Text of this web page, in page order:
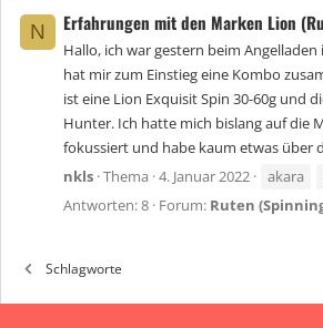
N Erfahrungen mit den Marken Lion
Hallo, ich war gestern beim
hat mir zum Einstieg eine Kombo
ist eine Lion Exquisit Spin 30-60g und
Hunter. Ich hatte mich bislang auf die
fokussiert und habe kaum etwas über
nkls Thema 4. Januar 2022 akara
Antworten: 8 Forum: Ruten
Schlagworte